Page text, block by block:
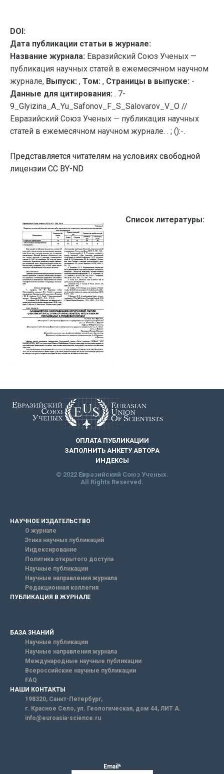
DOI:
Дата публикации статьи в журнале:
Название журнала: Евразийский Союз Ученых —
публикация научных статей в ежемесячном научном
журнале, Выпуск: , Том: , Страницы в выпуске: -
Данные для цитирования: . 7-
9_Glyizina_A_Yu_Safonov_F_S_Salovarov_V_O //
Евразийский Союз Ученых — публикация научных
статей в ежемесячном научном журнале. . ; ():-.
Представляется читателям на условиях свободной
лицензии CC BY-ND
Список литературы:
ОПЛАТА ПУБЛИКАЦИИ
ЗАПОЛНИТЬ АНКЕТУ АВТОРА
ИНДЕКСЫ
© 2022 Евразийский Союз Ученых.
All Rights Reserved.
НАУЧНОЕ ИЗДАТЕЛЬСТВО
О журнале
Этика научных публикаций
Индексирование
Политика открытого доступа
Научные публикации
Научные направления журнала
Редакционная коллегия
ПУБЛИКАЦИЯ В ЖУРНАЛЕ
БАЗА ЗНАНИЙ
Научные публикации
Научные направления журнала
Международные научные публикации
Всероссийские научные публикации
FAQ
НАШИ КОНТАКТЫ
198320, Санкт-Петербург,
г. Красное Село, ул. Геологическая, дом 44, ЛИТ А.
info@euroasia-science.ru
Email*